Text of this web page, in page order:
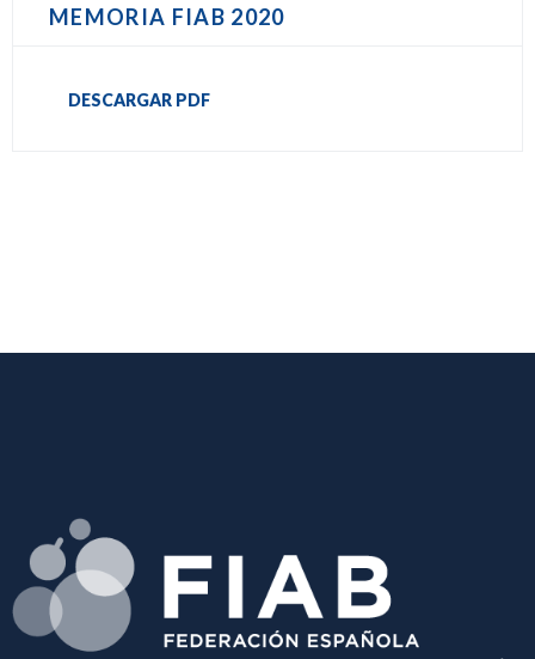
MEMORIA FIAB 2020
DESCARGAR PDF